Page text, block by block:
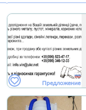
Предложение